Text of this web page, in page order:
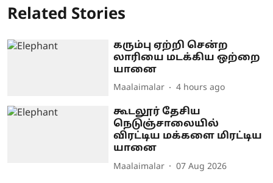
Related Stories
கரும்பு ஏற்றி சென்ற
லாரியை மடக்கிய ஒற்றை
யானை
Maalaimalar 4 hours ago
கூடலூர் தேசிய
நெடுஞ்சாலையில்
விரட்டிய மக்களை மிரட்டிய
யானை
Maalaimalar 07 Aug 2026